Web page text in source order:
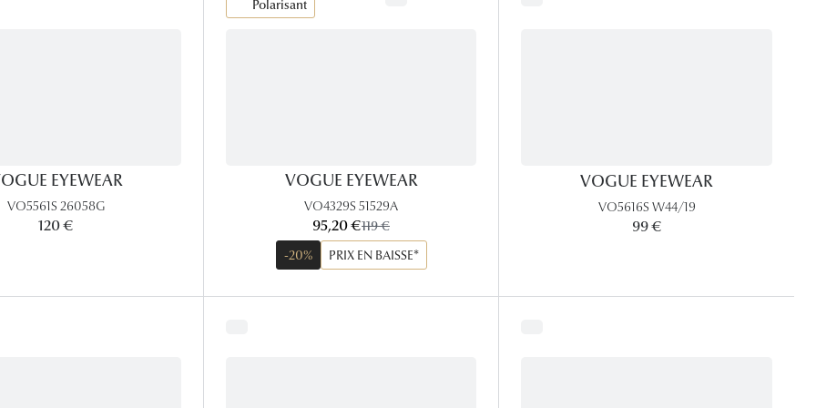
Lunettes de vue Gucci
EYEWEAR
VO5561S 26058G
120 €
Polarisant
VOGUE EYEWEAR
VO4329S 51529A
maintenant:
95,20 €ancien prix:
119 €
-20%
PRIX EN BAISSE*
VOGUE EYEWEAR
VO5616S W44/19
99 €